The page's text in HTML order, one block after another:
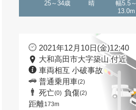
25～34歳 晴
幅5.5～
13.0m
2021年12月10日(金)12:40
大和高田市大字築山 付近
車両相互 小破事故
普通乗用車(2)
死亡(0) 負傷(2)
距離173m